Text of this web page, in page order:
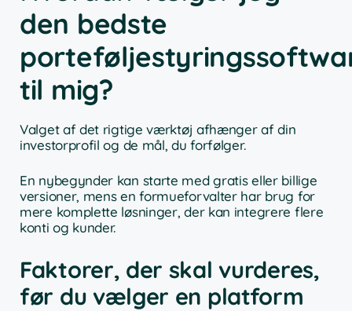
den bedste
til mig?
Valget af det rigtige værktøj afhænger af din
investorprofil og de mål, du forfølger.
En nybegynder kan starte med gratis eller billige
versioner, mens en formueforvalter har brug for
mere komplette løsninger, der kan integrere flere
konti og kunder.
Faktorer, der skal vurderes,
før du vælger en platform